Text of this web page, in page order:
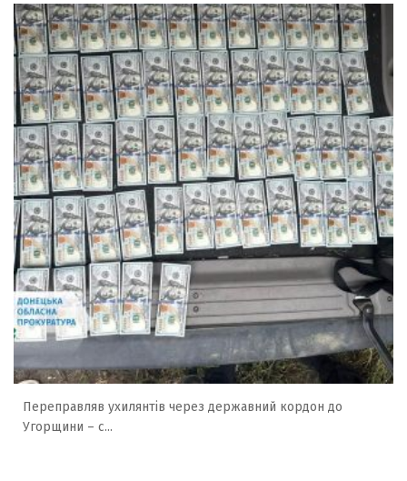
Переправляв ухилянтів через державний кордон до
Угорщини – с...